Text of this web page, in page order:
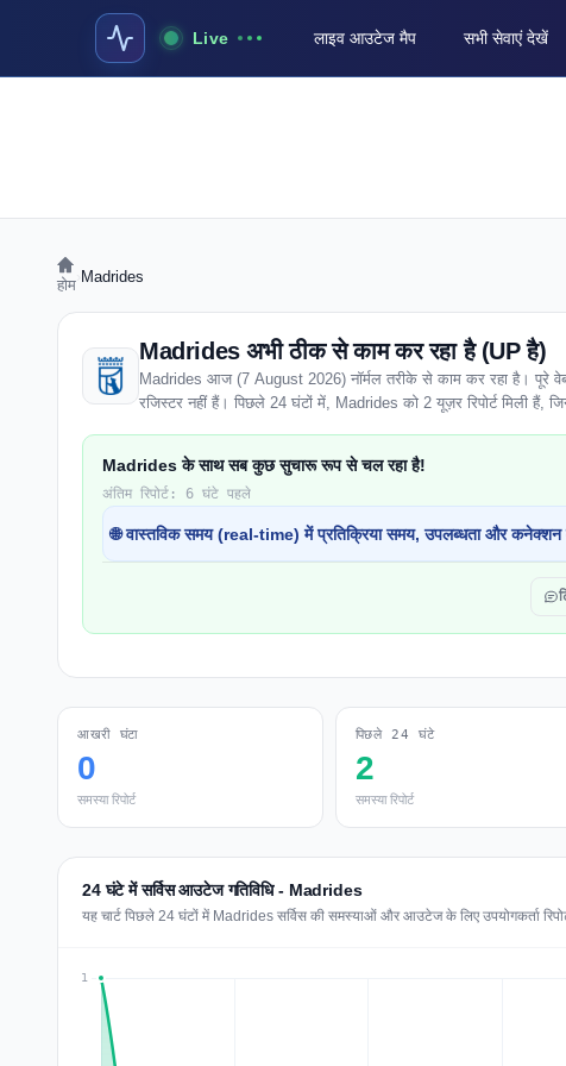
Live लाइव आउटेज मैप सभी सेवाएं देखें
होम Madrides
Madrides अभी ठीक से काम कर रहा है (UP है)
Madrides आज (7 August 2026) नॉर्मल तरीके से काम कर रहा है। पूरे
रजिस्टर नहीं हैं। पिछले 24 घंटों में, Madrides को 2 यूज़र रिपोर्ट मिली हैं,
Madrides के साथ सब कुछ सुचारू रूप से चल रहा है!
अंतिम रिपोर्ट: 6 घंटे पहले
🌐 वास्तविक समय (real-time) में प्रतिक्रिया समय, उपलब्धता और
आखरी घंटा
0
समस्या रिपोर्ट
पिछले 24 घंटे
2
समस्या रिपोर्ट
24 घंटे में सर्विस आउटेज गतिविधि - Madrides
यह चार्ट पिछले 24 घंटों में Madrides सर्विस की समस्याओं और आउटेज के लिए उपयोगकर्ता